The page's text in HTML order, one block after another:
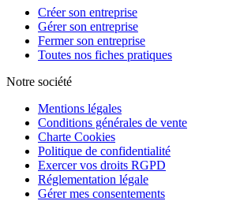
Créer son entreprise
Gérer son entreprise
Fermer son entreprise
Toutes nos fiches pratiques
Notre société
Mentions légales
Conditions générales de vente
Charte Cookies
Politique de confidentialité
Exercer vos droits RGPD
Réglementation légale
Gérer mes consentements